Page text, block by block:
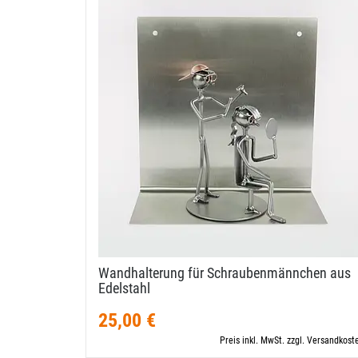
Wandhalterung für Schraubenmännchen aus
Edelstahl
25,00 €
Preis inkl. MwSt. zzgl.